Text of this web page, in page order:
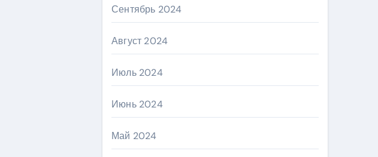
Сентябрь 2024
Август 2024
Июль 2024
Июнь 2024
Май 2024